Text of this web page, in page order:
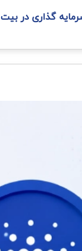
گذاری در